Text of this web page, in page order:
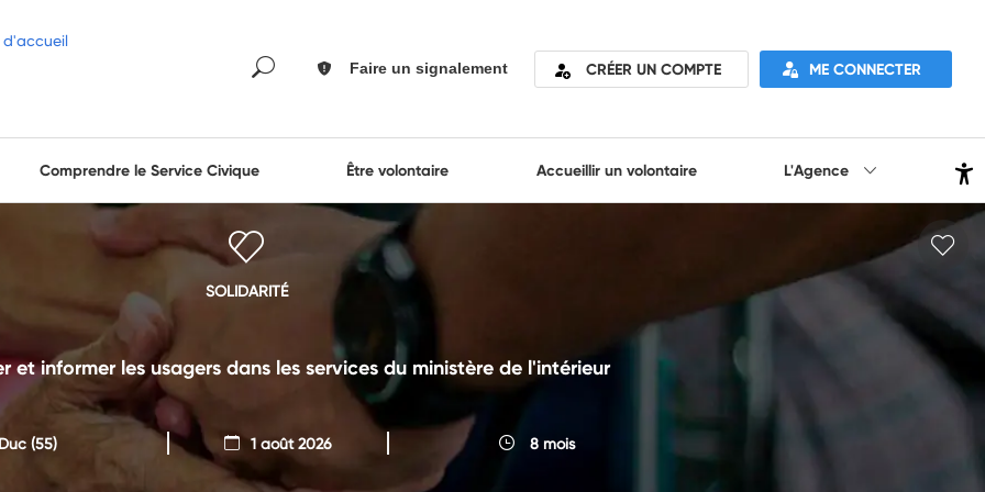
Faire un signalement CRÉER UN COMPTE ME CONNECTER
Comprendre le Service Civique Être volontaire Accueillir un volontaire L'Agence
SOLIDARITÉ
et informer les usagers dans les services du ministère de l'intérieur
(55) 1 août 2026 8 mois